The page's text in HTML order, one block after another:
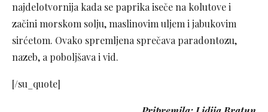
najdelotvornija kada se paprika iseče na kolutove i
začini morskom solju, maslinovim uljem i jabukovim
sirćetom. Ovako spremljena sprečava paradontozu,
nazeb, a poboljšava i vid.
[/su_quote]